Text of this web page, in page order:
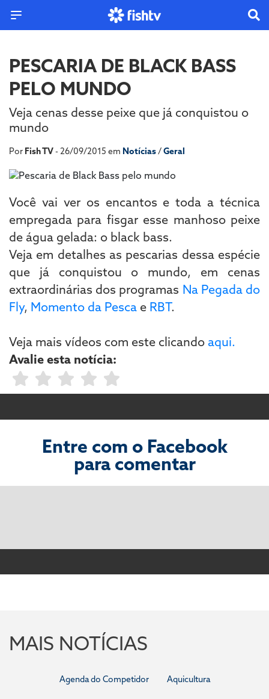
PESCARIA DE BLACK BASS
PELO MUNDO
Veja cenas desse peixe que já conquistou o
mundo
Por Fish TV- 26/09/2015 em Notícias/Geral
Você vai ver os encantos e toda a técnica
empregada para fisgar esse manhoso peixe
de água gelada: o black bass.
Veja em detalhes as pescarias dessa espécie
que já conquistou o mundo, em cenas
extraordinárias dos programas Na Pegada do
Fly, Momento da Pesca e RBT.
Veja mais vídeos com este clicando aqui.
Avalie esta notícia:
Entre com o Facebook
para comentar
MAIS NOTÍCIAS
Agenda do Competidor Aquicultura